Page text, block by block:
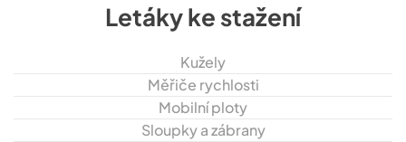
Letáky ke stažení
Kužely
Měřiče rychlosti
Mobilní ploty
Sloupky a zábrany